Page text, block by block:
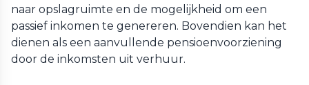
naar opslagruimte en de mogelijkheid om een
passief inkomen te genereren. Bovendien kan het
dienen als een aanvullende pensioenvoorziening
door de inkomsten uit verhuur.